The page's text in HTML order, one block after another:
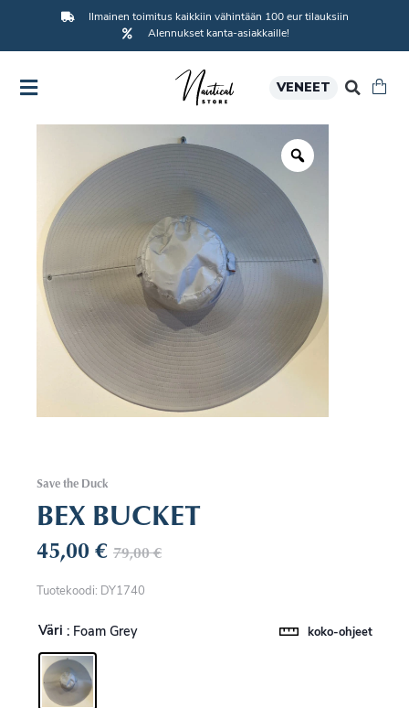
Ilmainen toimitus kaikkiin vähintään 100 eur tilauksiin
Alennukset kanta-asiakkaille!
VENEET
Save the Duck
BEX BUCKET
45,00€ 79,00€
Tuotekoodi: DY1740
Väri : Foam Grey koko-ohjeet